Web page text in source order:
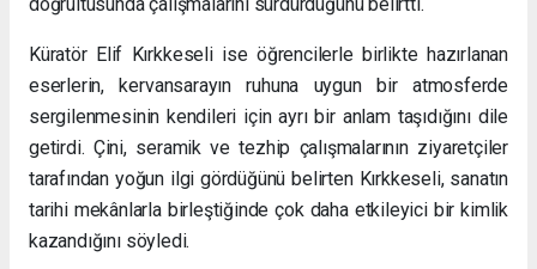
Küratör Elif Kırkkeseli ise öğrencilerle birlikte hazırlanan
eserlerin, kervansarayın ruhuna uygun bir atmosferde
sergilenmesinin kendileri için ayrı bir anlam taşıdığını dile
getirdi. Çini, seramik ve tezhip çalışmalarının ziyaretçiler
tarafından yoğun ilgi gördüğünü belirten Kırkkeseli, sanatın
tarihi mekânlarla birleştiğinde çok daha etkileyici bir kimlik
kazandığını söyledi.